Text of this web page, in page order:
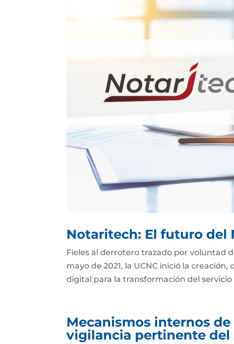
Notaritech: El futuro del
Fieles al derrotero trazado por voluntad
mayo de 2021, la UCNC inició la
digital para la transformación del
Mecanismos internos
vigilancia pertinente